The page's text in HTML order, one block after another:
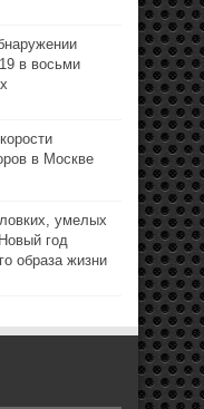
в восьми
в Москве
умелых
год
образа жизни